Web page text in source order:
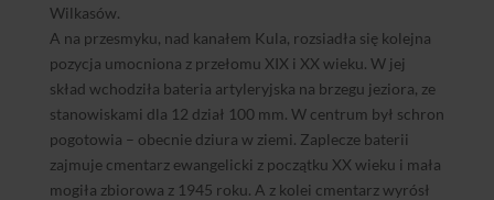
Wilkasów.
A na przesmyku, nad kanałem Kula, rozsiadła się kolejna
pozycja umocniona z przełomu XIX i XX wieku. W jej
skład wchodziła bateria artyleryjska na brzegu jeziora, ze
stanowiskami dla 12 dział 100 mm. W centrum był schron
pogotowia – obecnie dziura w ziemi. Zaplecze baterii
zajmuje cmentarz ewangelicki z początku XX wieku i mała
mogiła zbiorowa z 1945 roku. A z kolei cmentarz wyrósł